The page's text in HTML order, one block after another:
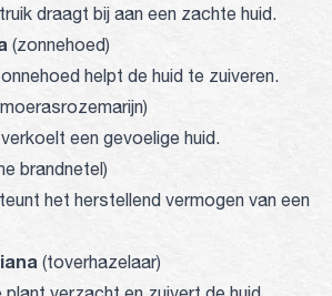
draagt bij aan een zachte huid.
(zonnehoed)
helpt de huid te zuiveren.
een gevoelige huid.
brandnetel)
het herstellend vermogen van een
(toverhazelaar)